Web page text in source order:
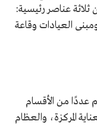
عناصر رئيسية:
العيادات وقاعة
من الأقسام
المركزة، والعظام